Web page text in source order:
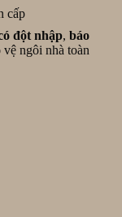
cấp
đột nhập, báo
vệ ngôi nhà toàn